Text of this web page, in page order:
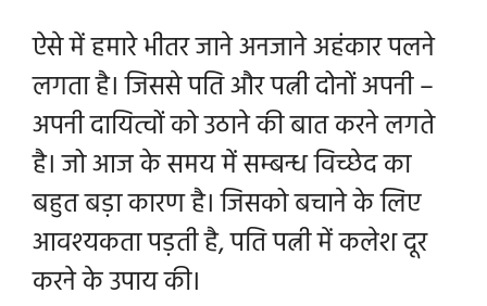
ऐसे में हमारे भीतर जाने अनजाने अहंकार पलने
लगता है। जिससे पति और पत्नी दोनों अपनी –
अपनी दायित्वों को उठाने की बात करने लगते
है। जो आज के समय में सम्बन्ध विच्छेद का
बहुत बड़ा कारण है। जिसको बचाने के लिए
आवश्यकता पड़ती है, पति पत्नी में कलेश दूर
करने के उपाय की।